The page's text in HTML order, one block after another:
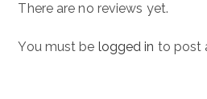
There are no reviews yet.
You must be logged in to post